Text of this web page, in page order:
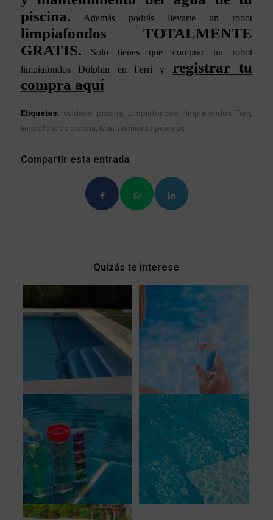
piscina. Además podrás llevarte un robot
limpiafondos TOTALMENTE
GRATIS. Solo tienes que comprar un robot
limpiafondos Dolphin en Ferri y registrar tu
compra aquí
Etiquetas: cuidado piscina Limpiafondos limpiafondos Ferri
limpiafondos piscina Mantenimiento piscinas
Compartir esta entrada
Quizás te interese